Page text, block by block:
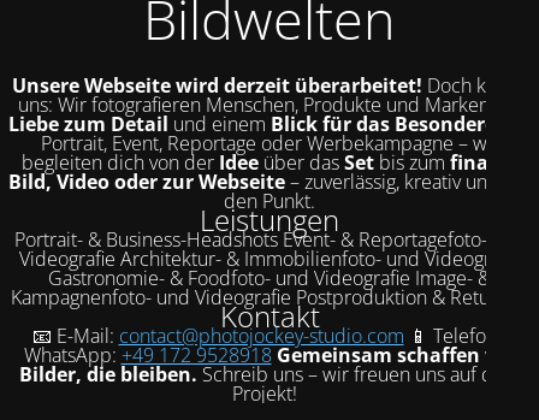
Bildwelten
Unsere Webseite wird derzeit überarbeitet! Doch kurz zu
uns: Wir fotografieren Menschen, Produkte und Marken mit
Liebe zum Detail und einem Blick für das Besondere
Portrait, Event, Reportage oder Werbekampagne – wir
begleiten dich von der Ideeüber dasSetbis zum finalen
Bild, Video oder zur Webseite– zuverlässig, kreativ und auf
den Punkt.
Leistungen
Portrait- & Business-Headshots Event- & Reportagefoto- und
Videografie Architektur- & Immobilienfoto- und Videografie
Gastronomie- & Foodfoto- und Videografie Image- &
Kampagnenfoto- und Videografie Postproduktion & Retusche
Kontakt
📧 E-Mail: contact@photojockey-studio.com 📱 Telefon /
WhatsApp: +49 172 9528918 Gemeinsam schaffen wir
Bilder, die bleiben. Schreib uns – wir freuen uns auf dein
Projekt!